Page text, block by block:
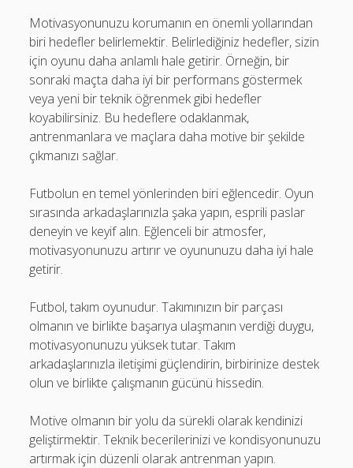
Motivasyonunuzu korumanın en önemli yollarından
biri hedefler belirlemektir. Belirlediğiniz hedefler, sizin
için oyunu daha anlamlı hale getirir. Örneğin, bir
sonraki maçta daha iyi bir performans göstermek
veya yeni bir teknik öğrenmek gibi hedefler
koyabilirsiniz. Bu hedeflere odaklanmak,
antrenmanlara ve maçlara daha motive bir şekilde
çıkmanızı sağlar.
Futbolun en temel yönlerinden biri eğlencedir. Oyun
sırasında arkadaşlarınızla şaka yapın, esprili paslar
deneyin ve keyif alın. Eğlenceli bir atmosfer,
motivasyonunuzu artırır ve oyununuzu daha iyi hale
getirir.
Futbol, takım oyunudur. Takımınızın bir parçası
olmanın ve birlikte başarıya ulaşmanın verdiği duygu,
motivasyonunuzu yüksek tutar. Takım
arkadaşlarınızla iletişimi güçlendirin, birbirinize destek
olun ve birlikte çalışmanın gücünü hissedin.
Motive olmanın bir yolu da sürekli olarak kendinizi
geliştirmektir. Teknik becerilerinizi ve kondisyonunuzu
artırmak için düzenli olarak antrenman yapın.